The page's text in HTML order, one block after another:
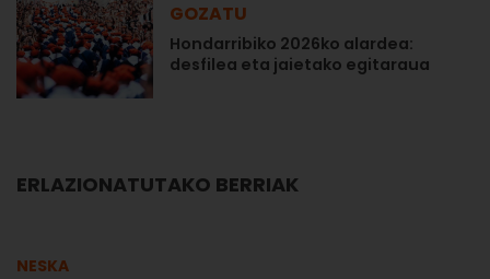
GOZATU
Hondarribiko 2026ko alardea:
desfilea eta jaietako egitaraua
ERLAZIONATUTAKO BERRIAK
NESKA